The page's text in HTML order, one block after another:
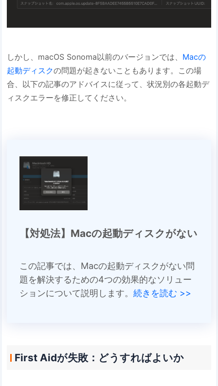
しかし、macOS Sonoma以前のバージョンでは、 Macの
起動ディスクの問題が起きないこともあります。この場
合、以下の記事のアドバイスに従って、状況別の各起動デ
ィスクエラーを修正してください。
【対処法】Macの起動ディスクがない
この記事では、Macの起動ディスクがない問
題を解決するための4つの効果的なソリュー
ションについて説明します。続きを読む >>
First Aidが失敗：どうすればよいか